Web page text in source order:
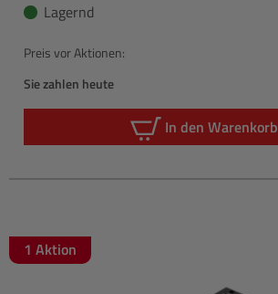
Lagernd
Preis vor Aktionen:
Sie zahlen heute
In den Warenkorb
1 Aktion